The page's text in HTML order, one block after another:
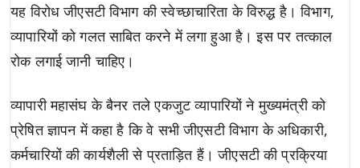
यह विरोध जीएसटी विभाग की स्वेच्छाचारिता के विरुद्ध है। विभाग,
व्यापारियों को गलत साबित करने में लगा हुआ है। इस पर तत्काल
रोक लगाई जानी चाहिए।
व्यापारी महासंघ के बैनर तले एकजुट व्यापारियों ने मुख्यमंत्री को
प्रेषित ज्ञापन में कहा है कि वे सभी जीएसटी विभाग के अधिकारी,
कर्मचारियों की कार्यशैली से प्रताड़ित हैं। जीएसटी की प्रक्रिया